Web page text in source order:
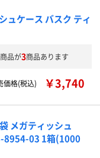
ュケース バスク ティ
品が3商品あります
価格(税込) ￥3,740
メガティッシュ
03 1箱(1000